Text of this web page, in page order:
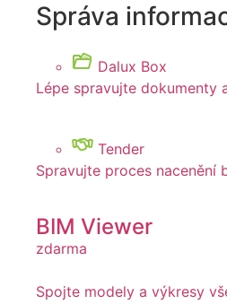
Správa
Dalux Box
Lépe spravujte dokumenty
Tender
Spravujte proces nacenění
BIM Viewer
zdarma
Spojte modely a výkresy